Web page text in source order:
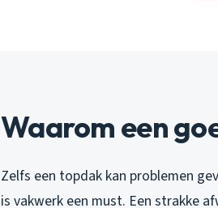
Waarom een
Zelfs een topdak kan problemen
is vakwerk een must. Een strakke